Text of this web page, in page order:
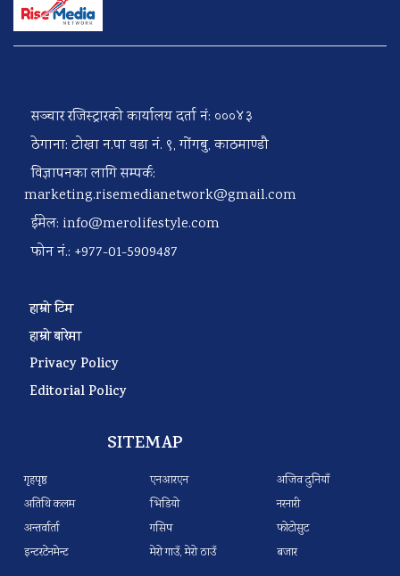
सञ्चार रजिस्ट्रारको कार्यालय दर्ता नं: ०००४३
ठेगाना: टोखा न.पा वडा नं. ९, गोंगबु, काठमाण्डौ
विज्ञापनका लागि सम्पर्क:
marketing.risemedianetwork@gmail.com
ईमेल: info@merolifestyle.com
फोन नं.: +977-01-5909487
हाम्रो टिम
हाम्रो बारेमा
Privacy Policy
Editorial Policy
SITEMAP
गृहपृष्ठ
अतिथि कलम
अन्तर्वार्ता
इन्टरटेनमेन्ट
एनआरएन
भिडियो
गसिप
मेरो गाउँ, मेरो ठाउँ
अजिव दुनियाँ
नरनारी
फोटोसुट
बजार